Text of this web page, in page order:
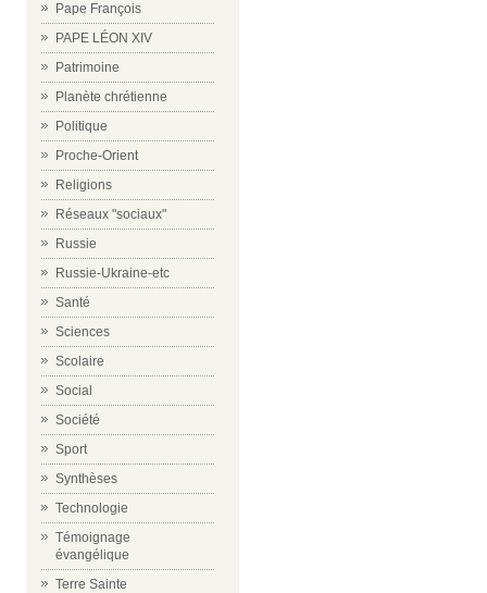
Pape François
PAPE LÉON XIV
Patrimoine
Planète chrétienne
Politique
Proche-Orient
Religions
Réseaux "sociaux"
Russie
Russie-Ukraine-etc
Santé
Sciences
Scolaire
Social
Société
Sport
Synthèses
Technologie
Témoignage
évangélique
Terre Sainte